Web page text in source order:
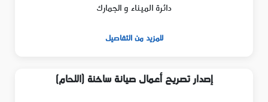
دائرة الميناء و الجمارك
للمزيد من التفاصيل
إصدار تصريح أعمال صيانة ساخنة (اللحام)